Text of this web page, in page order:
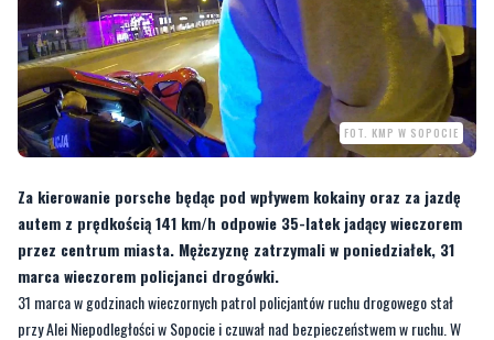
FOT. KMP W SOPOCIE
Za kierowanie porsche będąc pod wpływem kokainy oraz za jazdę
autem z prędkością 141 km/h odpowie 35-latek jadący wieczorem
marca wieczorem policjanci drogówki.
31 marca w godzinach wieczornych patrol policjantów ruchu drogowego stał
przy Alei Niepodległości w Sopocie i czuwał nad bezpieczeństwem w ruchu. W
pewnym momencie mundurowi zauważyli na skrzyżowaniu Alei Niepodległości i
ulicy Haffnera czerwone porsche stojące na pasie w kierunku Gdyni.Gdy
kierującemu tym autem zapaliło się zielone światło ruszył,